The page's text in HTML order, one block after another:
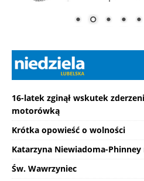
16-latek zginął wskutek
motorówką
Krótka opowieść o wolności
Katarzyna Niewiadoma-
Św. Wawrzyniec